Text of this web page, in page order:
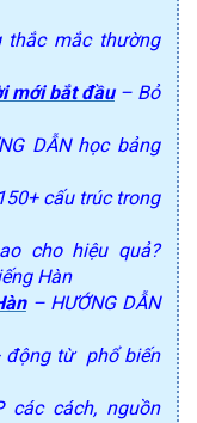
mắc thường
mới bắt đầu– Bỏ
DẪN học bảng
cấu trúc trong
cho hiệu quả?
Hàn
– HƯỚNG DẪN
động từ phổ biến
cách, nguồn